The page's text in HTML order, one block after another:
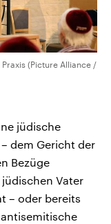
(Picture Alliance /
jüdische
dem Gericht der
Bezüge
Vater
– oder bereits